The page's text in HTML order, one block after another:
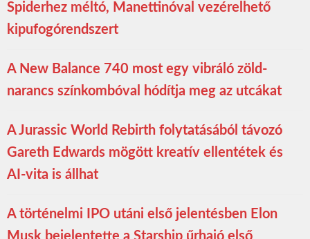
Spiderhez méltó, Manettinóval vezérelhető
kipufogórendszert
A New Balance 740 most egy vibráló zöld-
narancs színkombóval hódítja meg az utcákat
A Jurassic World Rebirth folytatásából távozó
Gareth Edwards mögött kreatív ellentétek és
AI-vita is állhat
A történelmi IPO utáni első jelentésben Elon